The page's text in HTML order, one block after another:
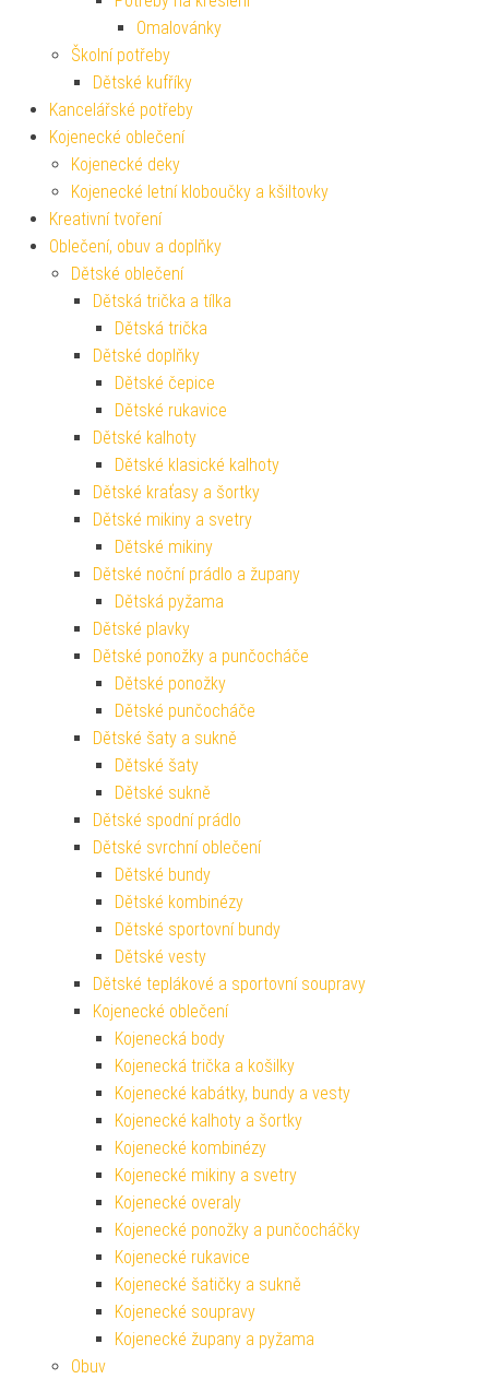
Omalovánky
Školní potřeby
Dětské kufříky
Kancelářské potřeby
Kojenecké oblečení
Kojenecké deky
Kojenecké letní kloboučky a kšiltovky
Kreativní tvoření
Oblečení, obuv a doplňky
Dětské oblečení
Dětská trička a tílka
Dětská trička
Dětské doplňky
Dětské čepice
Dětské rukavice
Dětské kalhoty
Dětské klasické kalhoty
Dětské kraťasy a šortky
Dětské mikiny a svetry
Dětské mikiny
Dětské noční prádlo a župany
Dětská pyžama
Dětské plavky
Dětské ponožky a punčocháče
Dětské ponožky
Dětské punčocháče
Dětské šaty a sukně
Dětské šaty
Dětské sukně
Dětské spodní prádlo
Dětské svrchní oblečení
Dětské bundy
Dětské kombinézy
Dětské sportovní bundy
Dětské vesty
Dětské teplákové a sportovní soupravy
Kojenecké oblečení
Kojenecká body
Kojenecká trička a košilky
Kojenecké kabátky, bundy a vesty
Kojenecké kalhoty a šortky
Kojenecké kombinézy
Kojenecké mikiny a svetry
Kojenecké overaly
Kojenecké ponožky a punčocháčky
Kojenecké rukavice
Kojenecké šatičky a sukně
Kojenecké soupravy
Kojenecké župany a pyžama
Obuv